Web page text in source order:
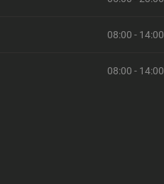
08:00 - 14:00
08:00 - 14:00